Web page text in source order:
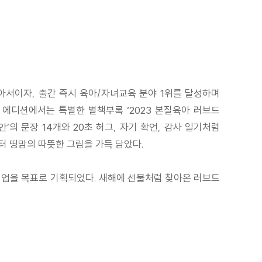
이자, 출간 즉시 육아/자녀교육 분야 1위를 달성하며
디션에서는 특별한 별책부록 ‘2023 본질육아 러브드
’의 문장 14개와 20초 허그, 자기 확언, 감사 일기처럼
띵맘의 따뜻한 그림을 가득 담았다.
을 목표로 기획되었다. 새해에 선물처럼 찾아온 러브드